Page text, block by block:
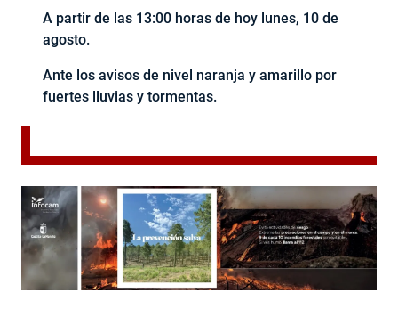
A partir de las 13:00 horas de hoy lunes, 10 de
agosto.
Ante los avisos de nivel naranja y amarillo por
fuertes lluvias y tormentas.